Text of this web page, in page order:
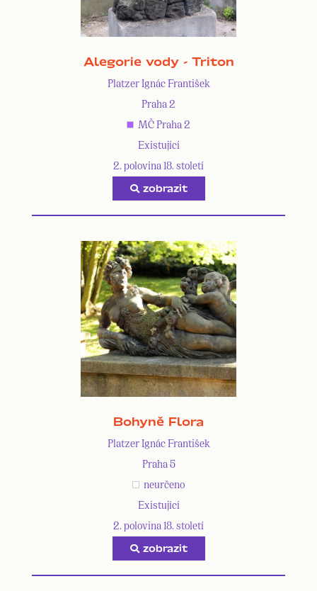
Alegorie vody - Triton
Platzer Ignác František
Praha 2
MČ Praha 2
Existující
2. polovina 18. století
zobrazit
Bohyně Flora
Platzer Ignác František
Praha 5
neurčeno
Existující
2. polovina 18. století
zobrazit